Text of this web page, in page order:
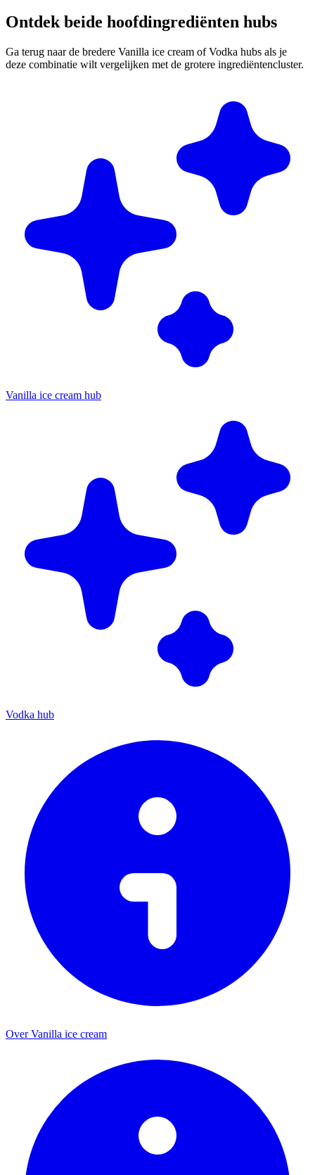
Ontdek beide hoofdingrediënten hubs
Ga terug naar de bredere Vanilla ice cream of Vodka hubs als je
deze combinatie wilt vergelijken met de grotere ingrediëntencluster.
Vanilla ice cream hub
Vodka hub
Over Vanilla ice cream